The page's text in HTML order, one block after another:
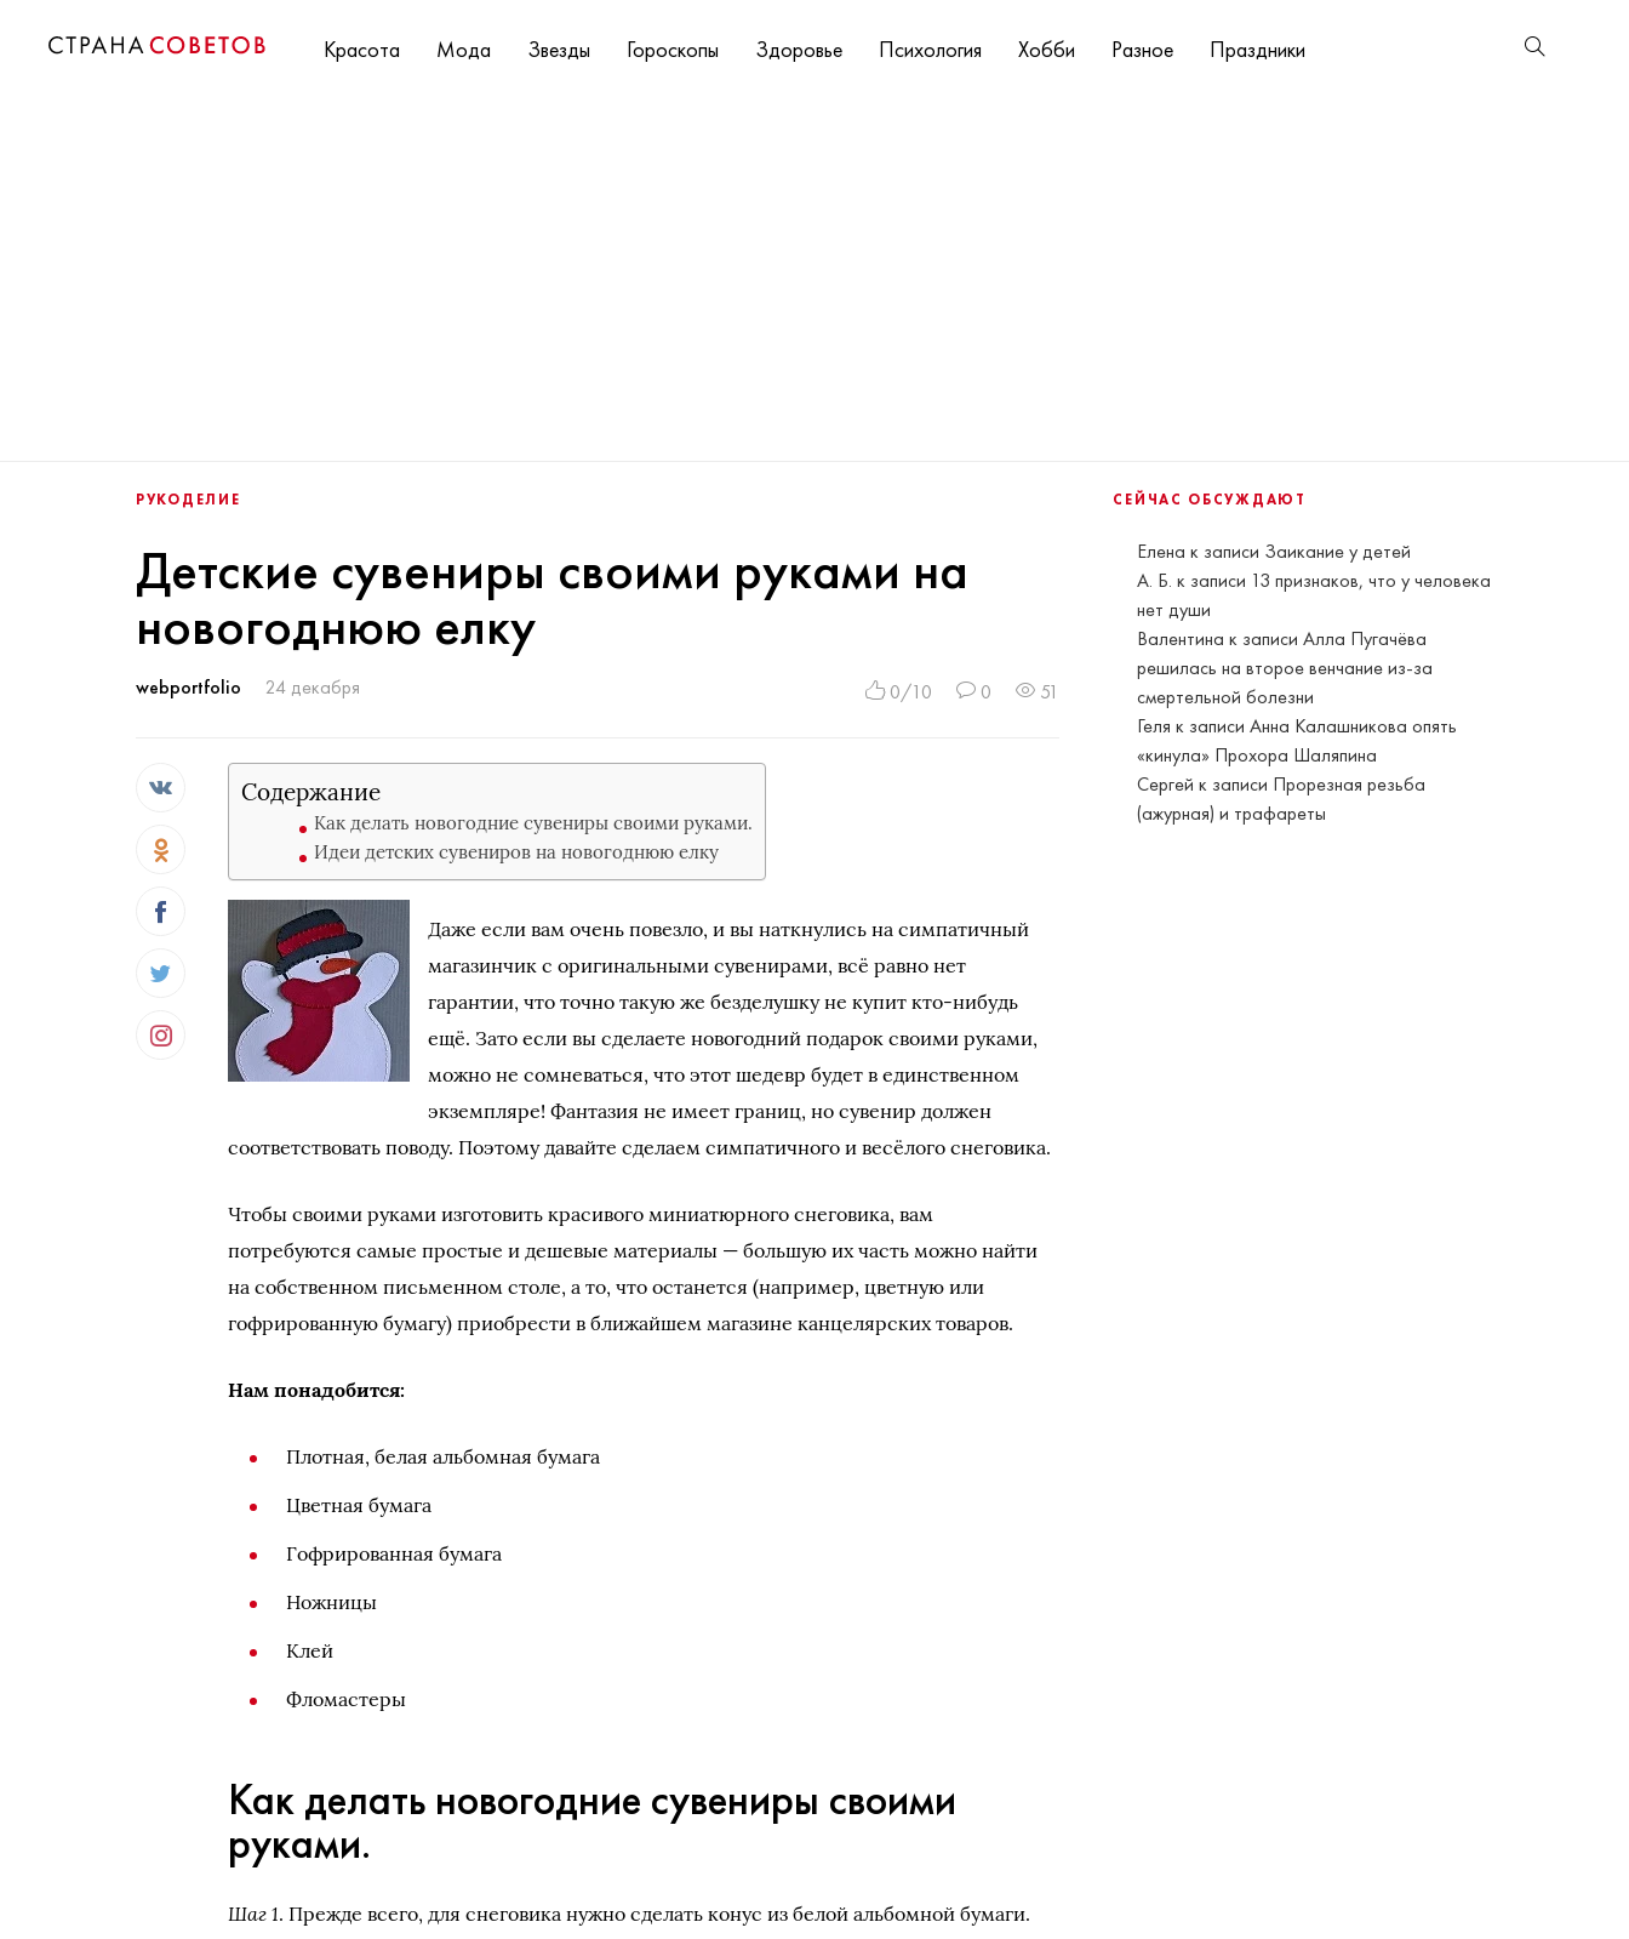
Красота Мода Звезды Гороскопы Здоровье Психология Хобби Разное Праздники
СЕЙЧАС ОБСУЖДАЮТ
Елена к записи Заикание у детей
А. Б. к записи 13 признаков, что у человека
нет души
Валентина к записиАлла Пугачёва
решилась на второе венчание из-за
смертельной болезни
Геля к записиАнна Калашникова опять
«кинула» Прохора Шаляпина
Сергей к записи Прорезная резьба
(ажурная) и трафареты
РУКОДЕЛИЕ
Детские сувениры своими руками на
новогоднюю елку
webportfolio 24 декабря 0/10 0 51
Содержание
Как делать новогодние сувениры своими руками.
Идеи детских сувениров на новогоднюю елку
Даже если вам очень повезло, и вы наткнулись на симпатичный
магазинчик с оригинальными сувенирами, всё равно нет
гарантии, что точно такую же безделушку не купит кто-нибудь
ещё. Зато если вы сделаете новогодний подарок своими руками,
можно не сомневаться, что этот шедевр будет в единственном
экземпляре! Фантазия не имеет границ, но сувенир должен
соответствовать поводу. Поэтому давайте сделаем симпатичного и весёлого снеговика.
Чтобы своими руками изготовить красивого миниатюрного снеговика, вам
потребуются самые простые и дешевые материалы — большую их часть можно найти
на собственном письменном столе, а то, что останется (например, цветную или
гофрированную бумагу) приобрести в ближайшем магазине канцелярских товаров.
Нам понадобится:
Плотная, белая альбомная бумага
Цветная бумага
Гофрированная бумага
Ножницы
Клей
Фломастеры
Как делать новогодние сувениры своими
руками.
Шаг 1. Прежде всего, для снеговика нужно сделать конус из белой альбомной бумаги.